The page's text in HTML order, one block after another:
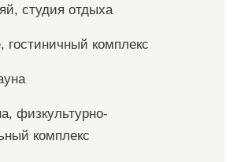
студия отдыха
гостиничный комплекс
физкультурно-
комплекс